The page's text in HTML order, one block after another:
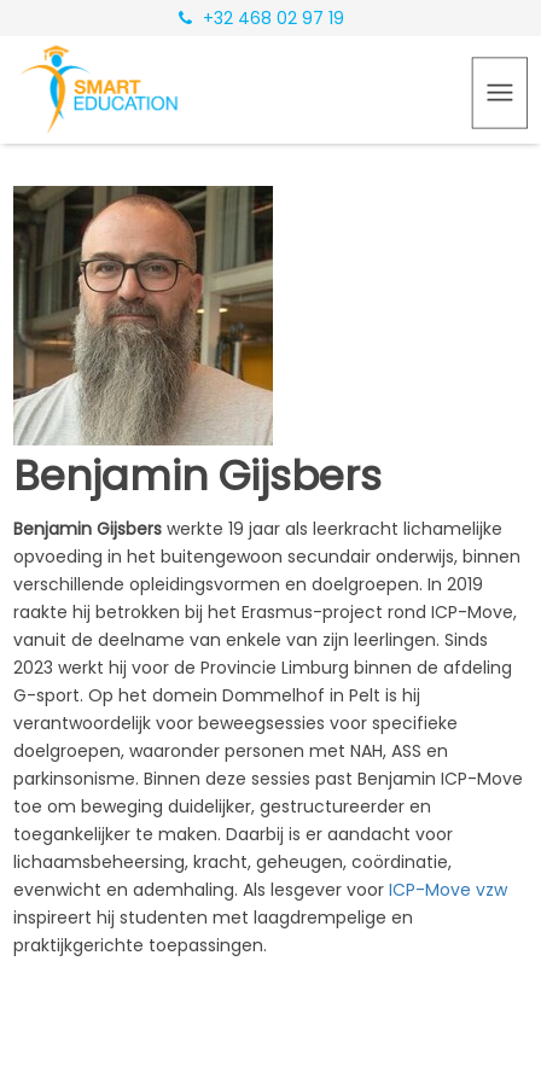
+32 468 02 97 19
Benjamin Gijsbers
Benjamin Gijsbers werkte 19 jaar als leerkracht lichamelijke
opvoeding in het buitengewoon secundair onderwijs, binnen
verschillende opleidingsvormen en doelgroepen. In 2019
raakte hij betrokken bij het Erasmus-project rond ICP-Move,
vanuit de deelname van enkele van zijn leerlingen. Sinds
2023 werkt hij voor de Provincie Limburg binnen de afdeling
G-sport. Op het domein Dommelhof in Pelt is hij
verantwoordelijk voor beweegsessies voor specifieke
doelgroepen, waaronder personen met NAH, ASS en
parkinsonisme. Binnen deze sessies past Benjamin ICP-Move
toe om beweging duidelijker, gestructureerder en
toegankelijker te maken. Daarbij is er aandacht voor
lichaamsbeheersing, kracht, geheugen, coördinatie,
evenwicht en ademhaling. Als lesgever voorICP-Move vzw
inspireert hij studenten met laagdrempelige en
praktijkgerichte toepassingen.